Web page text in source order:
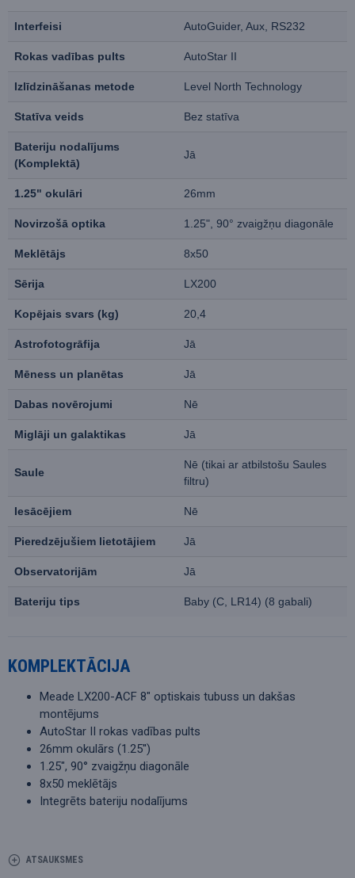
Interfeisi AutoGuider, Aux, RS232
Rokas vadības pults AutoStar II
Izlīdzināšanas metode Level North Technology
Statīva veids Bez statīva
Bateriju nodalījums
(Komplektā)
Jā
1.25" okulāri 26mm
Novirzošā optika 1.25", 90° zvaigžņu diagonāle
Meklētājs 8x50
Sērija LX200
Kopējais svars (kg) 20,4
Astrofotogrāfija Jā
Mēness un planētas Jā
Dabas novērojumi Nē
Miglāji un galaktikas Jā
Saule
Nē (tikai ar atbilstošu Saules
filtru)
Iesācējiem Nē
Pieredzējušiem lietotājiem Jā
Observatorijām Jā
Bateriju tips Baby (C, LR14) (8 gabali)
KOMPLEKTĀCIJA
Meade LX200-ACF 8" optiskais tubuss un dakšas
montējums
AutoStar II rokas vadības pults
26mm okulārs (1.25'')
1.25", 90° zvaigžņu diagonāle
8x50 meklētājs
Integrēts bateriju nodalījums
ATSAUKSMES